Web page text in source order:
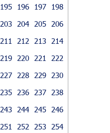
195 196 197
198
203 204 205
206
211 212 213
214
219 220 221
222
227 228 229
230
235 236 237
238
243 244 245
246
251 252 253
254